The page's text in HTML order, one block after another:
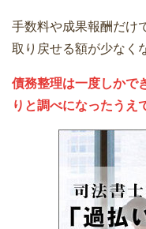
手数料や成果報酬だけ
取り戻せる額が少なく
債務整理は一度しかで
りと調べになったうえ